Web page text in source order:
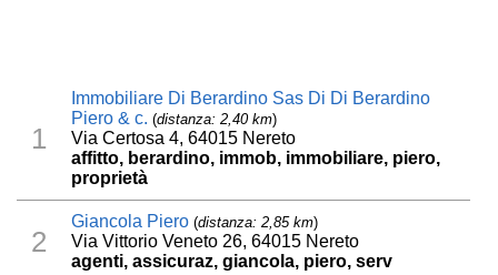
1
Immobiliare Di Berardino Sas Di Di Berardino
Piero & c. (distanza: 2,40 km)
Via Certosa 4, 64015 Nereto
affitto, berardino, immob, immobiliare, piero,
proprietà
2
Giancola Piero (distanza: 2,85 km)
Via Vittorio Veneto 26, 64015 Nereto
agenti, assicuraz, giancola, piero, serv